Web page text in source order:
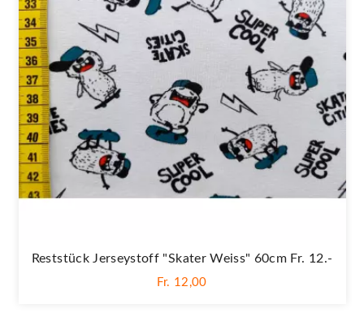
Reststück Jerseystoff "Skater Weiss" 60cm Fr. 12.-
Fr. 12,00